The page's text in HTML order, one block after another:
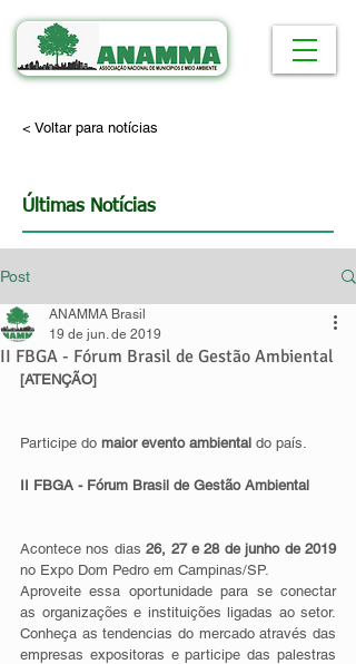
< Voltar para notícias
Últimas Notícias
Post
II FBGA - Fórum Brasil de Gestão Ambiental
ANAMMA Brasil
19 de jun. de 2019
[ATENÇÃO]
Participe do maior evento ambiental do país.
II FBGA - Fórum Brasil de Gestão Ambiental
Acontece nos dias 26, 27 e 28 de junho de 2019
no Expo Dom Pedro em Campinas/SP.
Aproveite essa oportunidade para se conectar
as organizações e instituições ligadas ao setor.
Conheça as tendencias do mercado através das
empresas expositoras e participe das palestras